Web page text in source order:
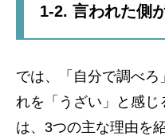
1-2. 言われた側
では、「自分で調べ
れを「うざい」と感
は、3つの主な理由を